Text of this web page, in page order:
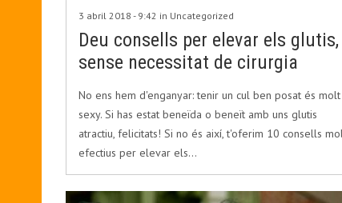
3 abril 2018 - 9:42 in Uncategorized
Deu consells per elevar els glutis,
sense necessitat de cirurgia
No ens hem d'enganyar: tenir un cul ben posat és molt
sexy. Si has estat beneïda o beneït amb uns glutis
atractiu, felicitats! Si no és així, t'oferim 10 consells
efectius per elevar els…